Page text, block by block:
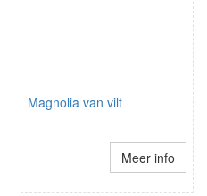
Magnolia van vilt
Meer info